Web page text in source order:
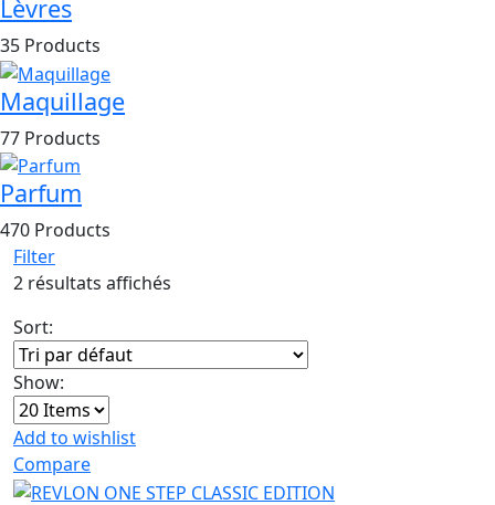
Lèvres
35 Products
Maquillage
77 Products
Parfum
470 Products
Filter
2 résultats affichés
Sort:
Show:
Add to wishlist
Compare